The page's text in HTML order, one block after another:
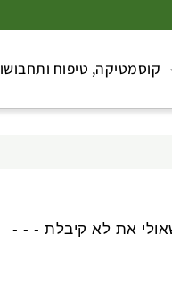
טיפוח ותחבושות
את לא קיבלת - - -